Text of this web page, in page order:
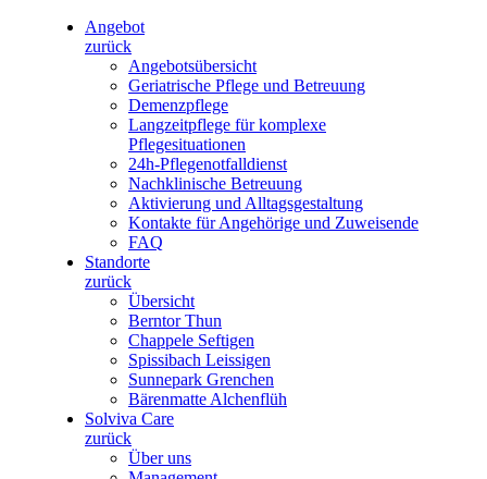
Angebot
zurück
Angebotsübersicht
Geriatrische Pflege und Betreuung
Demenzpflege
Langzeitpflege für komplexe
Pflegesituationen
24h-Pflegenotfalldienst
Nachklinische Betreuung
Aktivierung und Alltagsgestaltung
Kontakte für Angehörige und Zuweisende
FAQ
Standorte
zurück
Übersicht
Berntor Thun
Chappele Seftigen
Spissibach Leissigen
Sunnepark Grenchen
Bärenmatte Alchenflüh
Solviva Care
zurück
Über uns